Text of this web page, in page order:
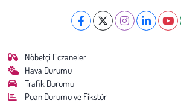
Nöbetçi Eczaneler
Hava Durumu
Trafik Durumu
Puan Durumu ve Fikstür
İnsan Hakları
Hayvan Hakları
Çevre